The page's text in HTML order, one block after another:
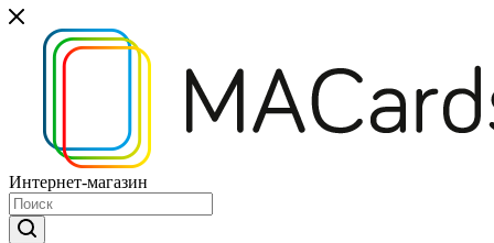
Интернет-магазин